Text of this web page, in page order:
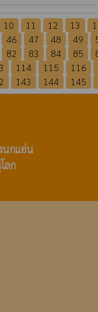
10 11 12 13
46 47 48 49
82 83 84 85
114 115
116
143 144 145
นกแอ่น
ลก